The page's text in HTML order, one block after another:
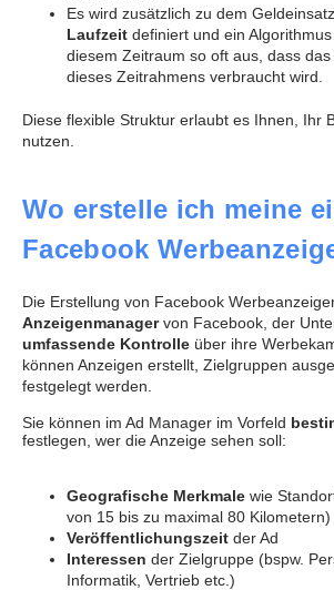
Es wird zusätzlich zu dem
Laufzeit definiert und ein
diesem Zeitraum so oft aus, dass
dieses Zeitrahmens verbraucht wird.
Diese flexible Struktur erlaubt es Ihnen, Ihr
nutzen.
Wo erstelle ich meine
Facebook
Die Erstellung von Facebook
Anzeigenmanagervon Facebook, der
umfassende Kontrolle über ihre
können Anzeigen erstellt, Zielgruppen
festgelegt werden.
Sie können im Ad Manager im Vorfeld
festlegen, wer die Anzeige sehen soll:
Geografische Merkmale wie
von 15 bis zu maximal 80 Kilometern)
Veröffentlichungszeit der Ad
Interessen der Zielgruppe (bspw.
Informatik, Vertrieb etc.)